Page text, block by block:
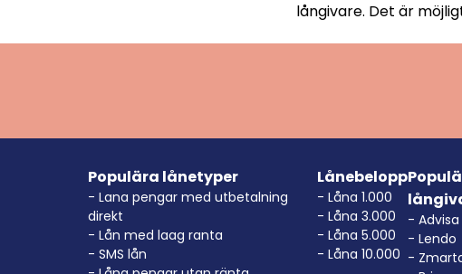
långivare. Det är
Populära lånetyper
- Lana pengar med utbetalning
direkt
- Lån med laag ranta
- SMS lån
Lånebelopp
- Låna 1.000
- Låna 3.000
- Låna 5.000
- Låna 10.000
- Advisa
- Lendo
-